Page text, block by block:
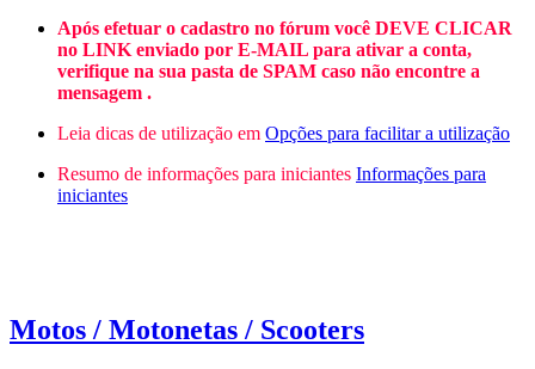
Após efetuar o cadastro no fórum você DEVE CLICAR
no LINK enviado por E-MAIL para ativar a conta,
verifique na sua pasta de SPAM caso não encontre a
mensagem .
Leia dicas de utilização em Opções para facilitar a utilização
Resumo de informações para iniciantes Informações para
iniciantes
Motos / Motonetas / Scooters